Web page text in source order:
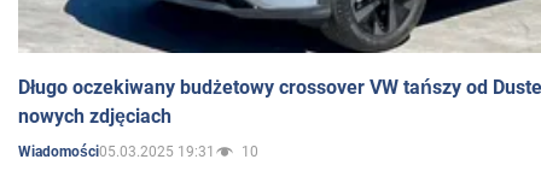
Długo oczekiwany budżetowy crossover VW tańszy od
nowych zdjęciach
Wiadomości05.03.2025 19:31 10